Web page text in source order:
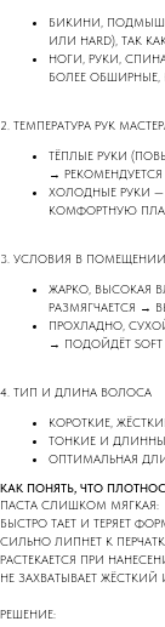
БИКИНИ,
ИЛИ HARD), ТАК
НОГИ, РУКИ,
БОЛЕЕ ОБШИРНЫЕ,
2. ТЕМПЕРАТУРА РУК
ТЁПЛЫЕ РУКИ
→
ХОЛОДНЫЕ РУКИ
КОМФОРТНУЮ
3. УСЛОВИЯ В ПОМЕЩЕНИИ
ЖАРКО, ВЫСОКАЯ
РАЗМЯГЧАЕТСЯ →
ПРОХЛАДНО,
→ ПОДОЙДЁТ SOFT
4. ТИП И ДЛИНА ВОЛОСА
КОРОТКИЕ,
ТОНКИЕ И
ОПТИМАЛЬНАЯ
КАК ПОНЯТЬ, ЧТО
ПАСТА СЛИШКОМ МЯГКАЯ:
БЫСТРО ТАЕТ И ТЕРЯЕТ
СИЛЬНО ЛИПНЕТ К
РАСТЕКАЕТСЯ ПРИ
НЕ ЗАХВАТЫВАЕТ
РЕШЕНИЕ: